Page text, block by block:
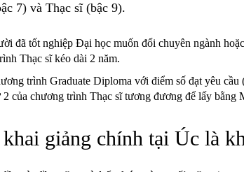
7) và Thạc sĩ (bậc 9).
đã tốt nghiệp Đại học muốn đổi chuyên ngành
Thạc sĩ kéo dài 2 năm.
trình Graduate Diploma với điểm số đạt yêu
của chương trình Thạc sĩ tương đương để lấy bằng
hai giảng chính tại Úc là